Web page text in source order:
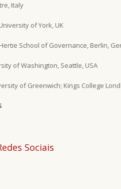
Italy
of York, UK
School of Governance, Berlin,
of Washington, Seattle, USA
of Greenwich; Kings College
Sociais